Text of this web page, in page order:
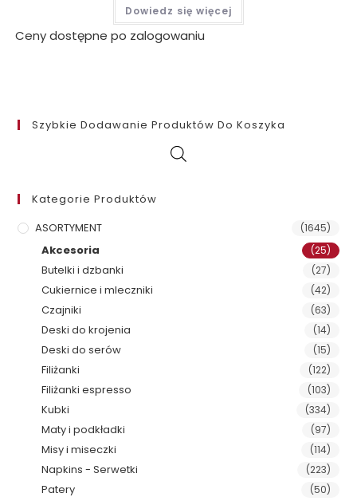
Dowiedz się więcej
Ceny dostępne po zalogowaniu
Szybkie Dodawanie Produktów Do Koszyka
Kategorie Produktów
ASORTYMENT
(1645)
Akcesoria (25)
Butelki i dzbanki (27)
Cukiernice i mleczniki (42)
Czajniki (63)
Deski do krojenia (14)
Deski do serów (15)
Filiżanki (122)
Filiżanki espresso (103)
Kubki (334)
Maty i podkładki (97)
Misy i miseczki (114)
Napkins - Serwetki (223)
Patery (50)